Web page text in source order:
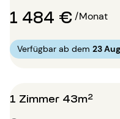
1 484 €/Monat
Verfügbar ab dem 23
1 Zimmer 43m²